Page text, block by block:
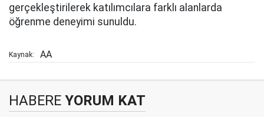
gerçekleştirilerek katılımcılara farklı alanlarda
öğrenme deneyimi sunuldu.
Kaynak: AA
HABERE YORUM KAT